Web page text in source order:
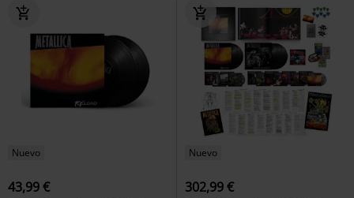
Nuevo
43,99 €
Nuevo
302,99 €